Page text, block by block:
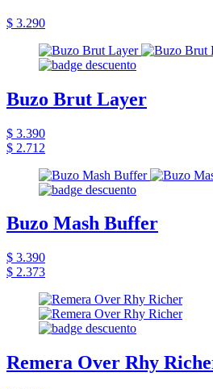
$ 3.290
Buzo Brut Layer
$ 3.390
$ 2.712
Buzo Mash Buffer
$ 3.390
$ 2.373
Remera Over Rhy